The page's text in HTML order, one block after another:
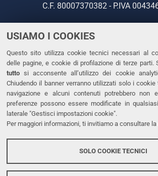
USIAMO I COOKIES
Questo sito utilizza cookie tecnici necessari al
delle pagine, e cookie di profilazione di terze parti.
tutto si acconsente all’utilizzo dei cookie
Chiudendo il banner verranno utilizzati solo i
navigazione e alcuni contenuti potrebbero non
preferenze possono essere modificate in
laterale "Gestisci impostazioni cookie".
Per maggiori informazioni, ti invitiamo a consultare la
SOLO COOKIE TECNICI
C.F. 80007370382 - P.IVA
CONTATTI
Tel. +39 0532 293111
Fax. +39 0532 293031
PEC
LINKS
Dichiarazione di accessibilità
Protezione dati personali